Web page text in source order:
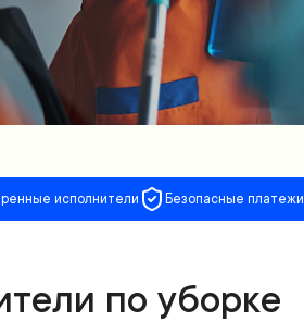
исполнители Безопасные платежи
по уборке